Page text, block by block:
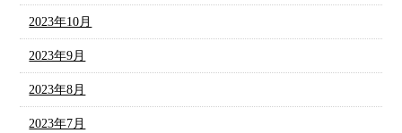
2023年10月
2023年9月
2023年8月
2023年7月